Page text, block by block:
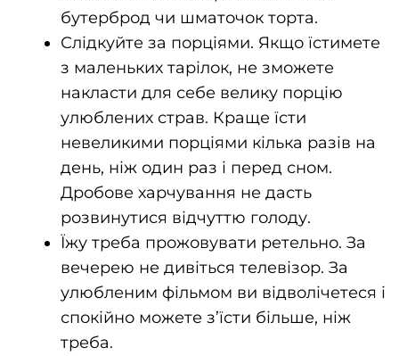
бутерброд чи шматочок торта.
Слідкуйте за порціями. Якщо їстимете
з маленьких тарілок, не зможете
накласти для себе велику порцію
улюблених страв. Краще їсти
невеликими порціями кілька разів на
день, ніж один раз і перед сном.
Дробове харчування не дасть
розвинутися відчуттю голоду.
Їжу треба прожовувати ретельно. За
вечерею не дивіться телевізор. За
улюбленим фільмом ви відволічетеся і
спокійно можете з’їсти більше, ніж
треба.